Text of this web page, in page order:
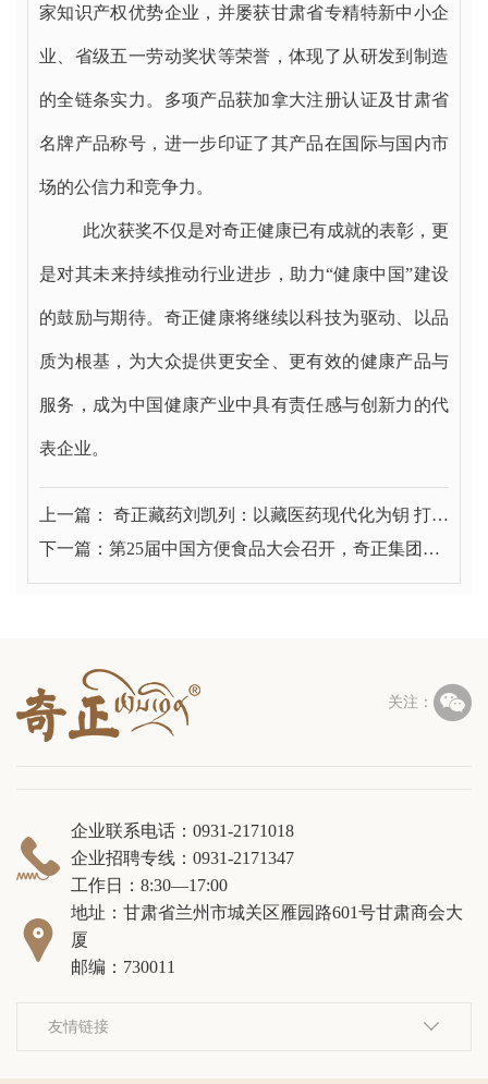
家知识产权优势企业，并屡获甘肃省专精特新中小企
业、省级五一劳动奖状等荣誉，体现了从研发到制造
的全链条实力。多项产品获加拿大注册认证及甘肃省
名牌产品称号，进一步印证了其产品在国际与国内市
场的公信力和竞争力。
此次获奖不仅是对奇正健康已有成就的表彰，更
是对其未来持续推动行业进步，助力“健康中国”建设
的鼓励与期待。奇正健康将继续以科技为驱动、以品
质为根基，为大众提供更安全、更有效的健康产品与
服务，成为中国健康产业中具有责任感与创新力的代
表企业。
上一篇： 奇正藏药刘凯列：以藏医药现代化为钥 打开
大健康时代之门
下一篇：第25届中国方便食品大会召开，奇正集团总
关注： 

企业联系电话：0931-2171018
企业招聘专线：0931-2171347
工作日：8:30—17:00

地址：甘肃省兰州市城关区雁园路601号甘肃商会大
厦
邮编：730011
友情链接